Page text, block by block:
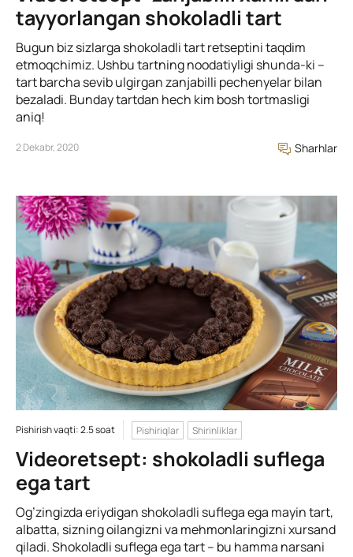
tayyorlangan shokoladli tart
Bugun biz sizlarga shokoladli tart retseptini taqdim
etmoqchimiz. Ushbu tartning noodatiyligi shunda-ki –
tart barcha sevib ulgirgan zanjabilli pechenyelar bilan
bezaladi. Bunday tartdan hech kim bosh tortmasligi
aniq!
2 Dekabr, 2020 Sharhlar
Pishirish vaqti: 2.5 soat Pishiriqlar Shirinliklar
Videoretsept: shokoladli suflega
ega tart
Og’zingizda eriydigan shokoladli suflega ega mayin tart,
albatta, sizning oilangizni va mehmonlaringizni xursand
qiladi. Shokoladli suflega ega tart – bu hamma narsani